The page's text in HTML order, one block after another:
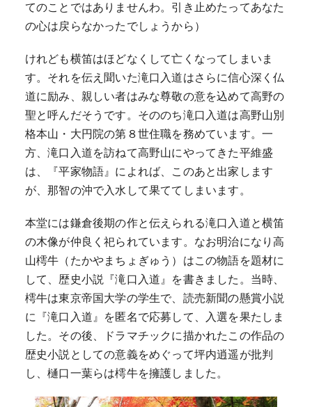
てのことではありませんわ。引き止めたってあなた
の心は戻らなかったでしょうから）
けれども横笛はほどなくして亡くなってしまいま
す。それを伝え聞いた滝口入道はさらに信心深く仏
道に励み、親しい者はみな尊敬の意を込めて高野の
聖と呼んだそうです。そののち滝口入道は高野山別
格本山・大円院の第８世住職を務めています。一
方、滝口入道を訪ねて高野山にやってきた平維盛
は、『平家物語』によれば、このあと出家します
が、那智の沖で入水して果ててしまいます。
本堂には鎌倉後期の作と伝えられる滝口入道と横笛
の木像が仲良く祀られています。なお明治になり高
山樗牛（たかやまちょぎゅう）はこの物語を題材に
して、歴史小説『滝口入道』を書きました。当時、
樗牛は東京帝国大学の学生で、読売新聞の懸賞小説
に『滝口入道』を匿名で応募して、入選を果たしま
した。その後、ドラマチックに描かれたこの作品の
歴史小説としての意義をめぐって坪内逍遥が批判
し、樋口一葉らは樗牛を擁護しました。